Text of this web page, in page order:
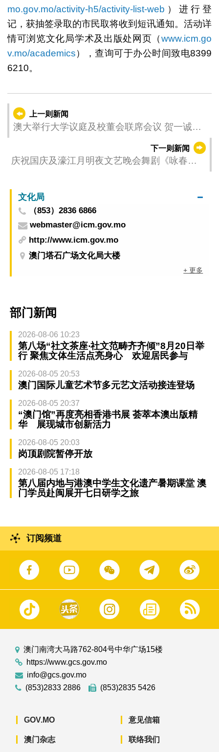
mo.gov.mo/activity-h5/activity-list-web ）进行登
记，获抽签录取的市民取将收到短讯通知。活动详
情可浏览文化局学术及出版处网页（www.icm.go
v.mo/academics），查询可于办公时间致电8399
6210。
上一则新闻
澳大举行大学议庭及校董会联席会议 贺一诚冀
下一则新闻
庆祝国庆及濠江月明夜文艺晚会舞剧《咏春》
文化局
（853）2836 6866
webmaster@icm.gov.mo
http://www.icm.gov.mo
澳门塔石广场文化局大楼
+ 更多
部门新闻
2026-08-06 10:23
第八场“社文茶座‧社文范畴齐齐倾”8月20日举
行 聚焦文体生活点亮身心 欢迎居民参与
2026-08-05 20:53
澳门国际儿童艺术节多元艺文活动接连登场
2026-08-05 20:37
“澳门馆”再度亮相香港书展 荟萃本澳出版精
华 展现城市创新活力
2026-08-05 20:03
岗顶剧院暂停开放
2026-08-05 17:18
第八届内地与港澳中学生文化遗产暑期课堂 澳
门学员赴闽展开七日研学之旅
订阅频道
澳门南湾大马路762-804号中华广场15楼
https://www.gcs.gov.mo
info@gcs.gov.mo
(853)2833 2886
(853)2835 5426
GOV.MO
澳门杂志
意见信箱
联络我们